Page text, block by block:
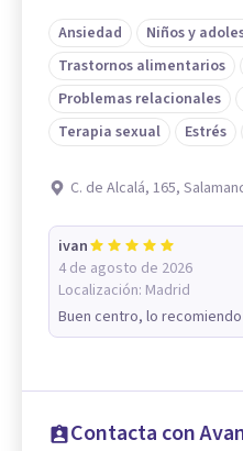
Ansiedad Niños y
Trastornos alimentarios
Problemas relacionales
Terapia sexual
Estrés
C. de Alcalá, 165,
ivan
4 de agosto de 2026
Localización: Madrid
Buen centro, lo recomiendo
Contacta con